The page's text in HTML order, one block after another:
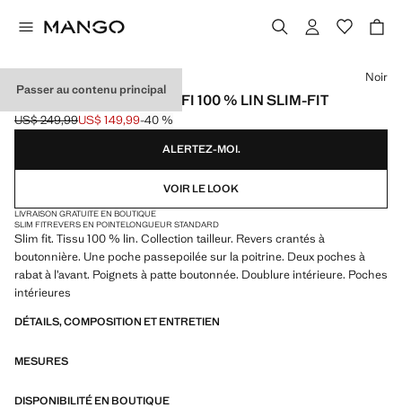
Passer au contenu principal
VESTE COSTUME AMALFI 100 % LIN SLIM-FIT
Prix initial barré [US$ 249,99 ]
US$ 249,99
Prix actuel [US$ 149,99 ]
US$ 149,99-40 %
Choisissez une couleur
Noir
ALERTEZ-MOI.
VOIR LE LOOK
LIVRAISON GRATUITE EN BOUTIQUE
SLIM FITREVERS EN POINTELONGUEUR STANDARD
Slim fit. Tissu 100 % lin. Collection tailleur. Revers crantés à
boutonnière. Une poche passepoilée sur la poitrine. Deux poches à
rabat à l’avant. Poignets à patte boutonnée. Doublure intérieure. Poches
intérieures
DÉTAILS, COMPOSITION ET ENTRETIEN
MESURES
DISPONIBILITÉ EN BOUTIQUE